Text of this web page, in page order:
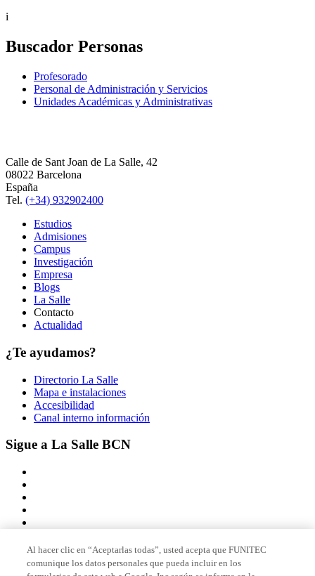
i
Buscador Personas
Profesorado
Personal de Administración y Servicios
Unidades Académicas y Administrativas
Calle de Sant Joan de La Salle, 42
08022 Barcelona
España
Tel. (+34) 932902400
Estudios
Admisiones
Campus
Investigación
Empresa
Blogs
La Salle
Contacto
Actualidad
¿Te ayudamos?
Directorio La Salle
Mapa e instalaciones
Accesibilidad
Canal interno información
Sigue a La Salle BCN
Miembro de
Al hacer clic en “Aceptarlas todas”, usted acepta que FUNITEC
comunique los datos personales que pueda incluir en los